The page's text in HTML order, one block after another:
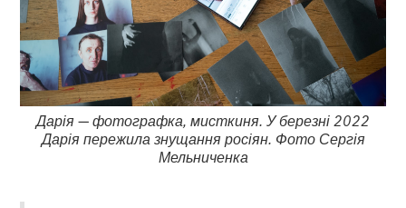
Дарія—фотографка, мисткиня. У березні 2022
Дарія пережила знущання росіян. Фото Сергія
Мельниченка